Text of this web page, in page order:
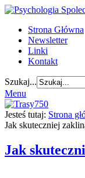
Strona Główna
Newsletter
Linki
Kontakt
Szukaj...
Menu
Jesteś tutaj: Strona
Jak skuteczniej
Jak